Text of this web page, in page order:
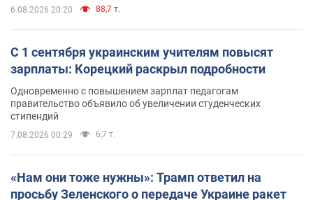
6.08.2026 20:20 88,7 т.
С 1 сентября украинским учителям повысят
зарплаты: Корецкий раскрыл подробности
Одновременно с повышением зарплат педагогам
правительство объявило об увеличении студенческих
стипендий
7.08.2026 00:29 6,7 т.
«Нам они тоже нужны»: Трамп ответил на
просьбу Зеленского о передаче Украине ракет